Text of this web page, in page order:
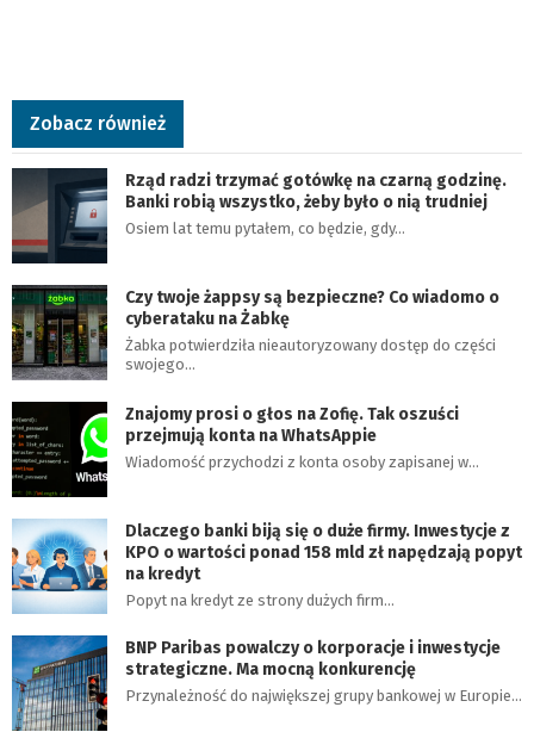
Zobacz również
Rząd radzi trzymać gotówkę na czarną godzinę.
Banki robią wszystko, żeby było o nią trudniej
Osiem lat temu pytałem, co będzie, gdy…
Czy twoje żappsy są bezpieczne? Co wiadomo o
cyberataku na Żabkę
Żabka potwierdziła nieautoryzowany dostęp do części
swojego…
Znajomy prosi o głos na Zofię. Tak oszuści
przejmują konta na WhatsAppie
Wiadomość przychodzi z konta osoby zapisanej w…
Dlaczego banki biją się o duże firmy. Inwestycje z
KPO o wartości ponad 158 mld zł napędzają popyt
na kredyt
Popyt na kredyt ze strony dużych firm…
BNP Paribas powalczy o korporacje i inwestycje
strategiczne. Ma mocną konkurencję
Przynależność do największej grupy bankowej w Europie…